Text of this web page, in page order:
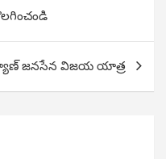
జనసేన విజయ యాత్ర